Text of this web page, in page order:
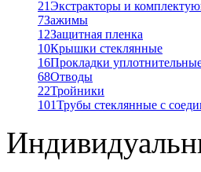
21Экстракторы и
7Зажимы
12Защитная пленка
10Крышки стеклянные
16Прокладки
68Отводы
22Тройники
101Трубы стеклянные с